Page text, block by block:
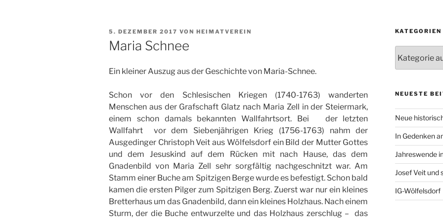
VERÖFFENTLICHT
AM
5. DEZEMBER 2017 VON HEIMATVEREIN
Maria Schnee
Ein kleiner Auszug aus der Geschichte von Maria-Schnee.
Schon vor den Schlesischen Kriegen (1740-1763) wanderten
Menschen aus der Grafschaft Glatz nach Maria Zell in der Steiermark,
einem schon damals bekannten Wallfahrtsort. Bei der letzten
Wallfahrt vor dem Siebenjährigen Krieg (1756-1763) nahm der
Ausgedinger Christoph Veit aus Wölfelsdorf ein Bild der Mutter Gottes
und dem Jesuskind auf dem Rücken mit nach Hause, das dem
Gnadenbild von Maria Zell sehr sorgfältig nachgeschnitzt war. Am
Stamm einer Buche am Spitzigen Berge wurde es befestigt. Schon bald
kamen die ersten Pilger zum Spitzigen Berg. Zuerst war nur ein kleines
Bretterhaus um das Gnadenbild, dann ein kleines Holzhaus. Nach einem
Sturm, der die Buche entwurzelte und das Holzhaus zerschlug – das
KATEGORIEN
NEUESTE
Neue
In Gedenken
Jahreswende
Josef Veit und
IG-Wölfelsdorf